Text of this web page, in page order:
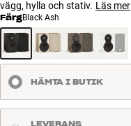
Hitta Butik
Kundtjänst
Logga in
Kundtjänst
Bygg med ljud
Företag
vägg, hylla och stativ. Läs mer
FärgBlack Ash
HÄMTA I BUTIK
LEVERANS